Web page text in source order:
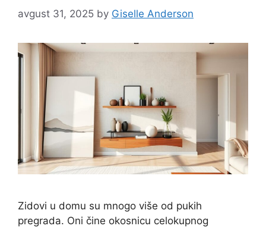
avgust 31, 2025 by Giselle Anderson
Zidovi u domu su mnogo više od pukih
pregrada. Oni čine okosnicu celokupnog